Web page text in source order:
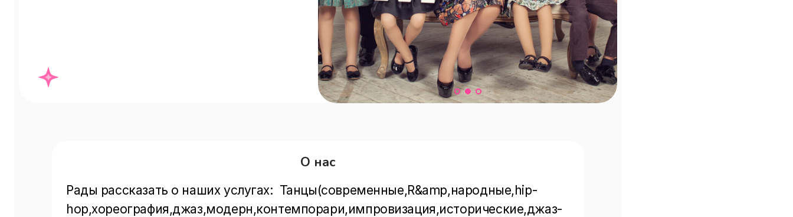
О нас
Рады рассказать о наших услугах:  Танцы(современные,R&amp,народные,hip-
hop,хореография,джаз,модерн,контемпорари,импровизация,исторические,джаз-